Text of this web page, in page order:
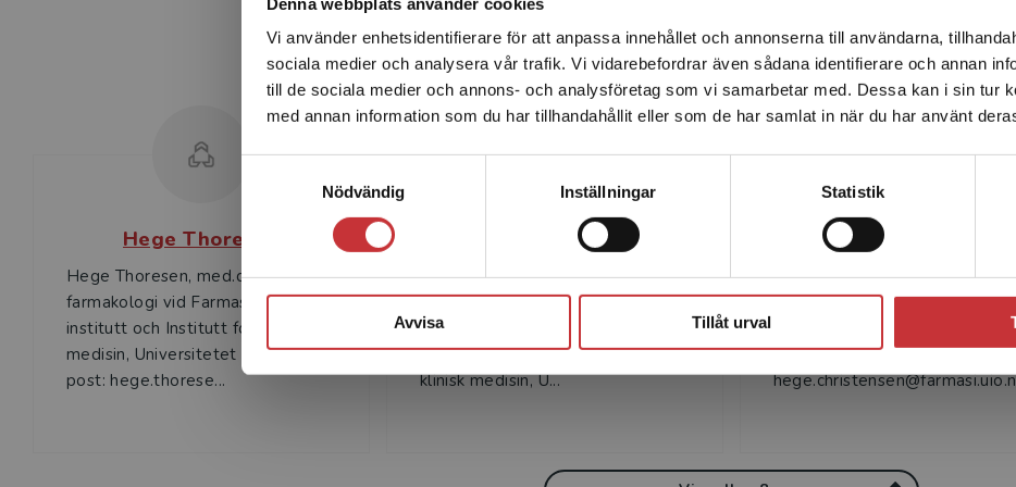
Vi använder enhetsidentifierare för att anpassa innehållet och annonserna till användarna,
sociala medier och analysera vår trafik. Vi vidarebefordrar även sådana identifierare och annan
till de sociala medier och annons- och analysföretag som vi samarbetar med. Dessa kan i sin tur
med annan information som du har tillhandahållit eller som de har samlat in när du har använt
Nödvändig
Inställningar Statistik
Avvisa Tillåt urval
Det verkar som att du besöker studentlitteratur.se via en
enhet utanför Sverige. Vi erbjuder inte leveranser utanför
Sverige. För att kunna slutföra ett köp måste
leveransadressen vara i Sverige.Läs mer
Författare
Hege Thoresen
Hege Thoresen, med.dr, prof. i
farmakologi vid Farmasøytisk
institutt och Institutt for klinisk
medisin, Universitetet i Oslo. E-
post: hege.thorese...
Terje Simonsen
Terje Simonsen, specialist i klinisk
farmakologi. Tidigare förste
amanuens vid Institutt for
medisinsk biologi och Institutt for
klinisk medisin, U...
Hege Christensen
Hege Christensen, farm.kand.,
sci.dr, prof. i farmakologi vid
Universitetet i Oslo. E-post: